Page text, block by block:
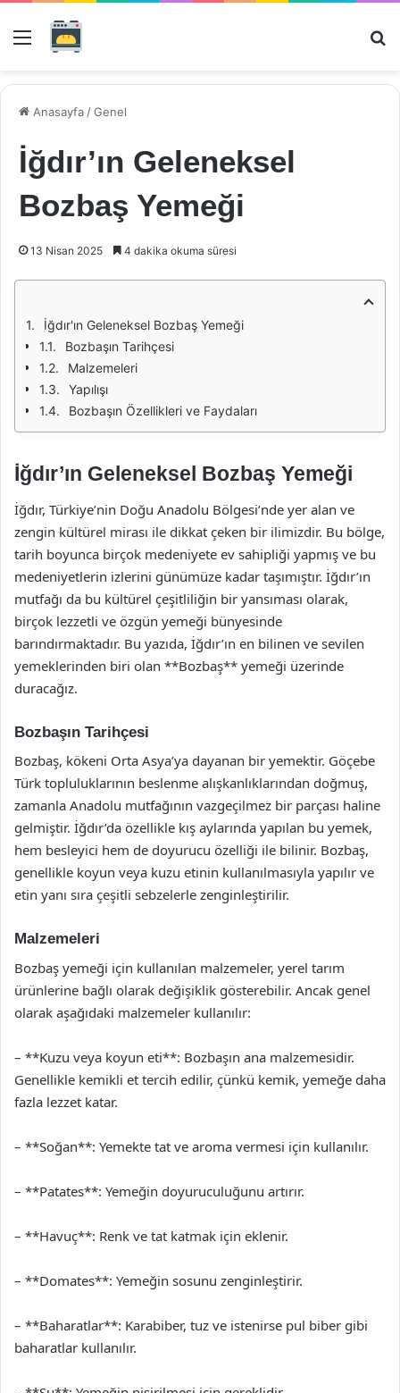
Menü
Anasayfa /Genel
İğdır’ın Geleneksel
Bozbaş Yemeği
13 Nisan 2025 4 dakika okuma süresi
İğdır'ın Geleneksel Bozbaş Yemeği
Bozbaşın Tarihçesi
Malzemeleri
Yapılışı
Bozbaşın Özellikleri ve Faydaları
İğdır’ın Geleneksel Bozbaş Yemeği
İğdır, Türkiye’nin Doğu Anadolu Bölgesi’nde yer alan ve
zengin kültürel mirası ile dikkat çeken bir ilimizdir. Bu bölge,
tarih boyunca birçok medeniyete ev sahipliği yapmış ve bu
medeniyetlerin izlerini günümüze kadar taşımıştır. İğdır’ın
mutfağı da bu kültürel çeşitliliğin bir yansıması olarak,
birçok lezzetli ve özgün yemeği bünyesinde
barındırmaktadır. Bu yazıda, İğdır’ın en bilinen ve sevilen
yemeklerinden biri olan **Bozbaş** yemeği üzerinde
duracağız.
Bozbaşın Tarihçesi
Bozbaş, kökeni Orta Asya’ya dayanan bir yemektir. Göçebe
Türk topluluklarının beslenme alışkanlıklarından doğmuş,
zamanla Anadolu mutfağının vazgeçilmez bir parçası haline
gelmiştir. İğdır’da özellikle kış aylarında yapılan bu yemek,
hem besleyici hem de doyurucu özelliği ile bilinir. Bozbaş,
genellikle koyun veya kuzu etinin kullanılmasıyla yapılır ve
etin yanı sıra çeşitli sebzelerle zenginleştirilir.
Malzemeleri
Bozbaş yemeği için kullanılan malzemeler, yerel tarım
ürünlerine bağlı olarak değişiklik gösterebilir. Ancak genel
olarak aşağıdaki malzemeler kullanılır:
– **Kuzu veya koyun eti**: Bozbaşın ana malzemesidir.
Genellikle kemikli et tercih edilir, çünkü kemik, yemeğe daha
fazla lezzet katar.
– **Soğan**: Yemekte tat ve aroma vermesi için kullanılır.
– **Patates**: Yemeğin doyuruculuğunu artırır.
– **Havuç**: Renk ve tat katmak için eklenir.
– **Domates**: Yemeğin sosunu zenginleştirir.
– **Baharatlar**: Karabiber, tuz ve istenirse pul biber gibi
baharatlar kullanılır.